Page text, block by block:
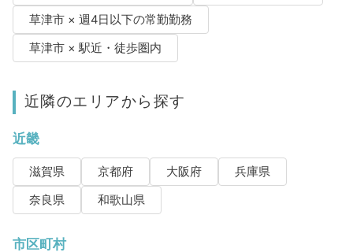
草津市 × 週4日以下の常勤勤務
草津市 × 駅近・徒歩圏内
近隣のエリアから探す
近畿
滋賀県 京都府 大阪府
兵庫県
奈良県
和歌山県
市区町村